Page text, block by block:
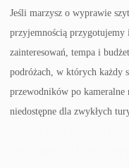
Jeśli marzysz o wyprawie
przyjemnością przygotujemy
zainteresowań, tempa i
podróżach, w których każdy
przewodników po kameralne
niedostępne dla zwykłych